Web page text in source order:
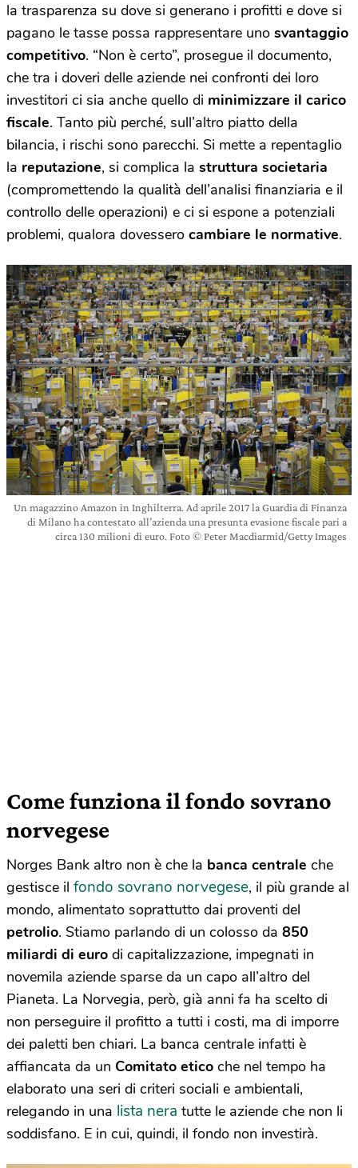
la trasparenza su dove si generano i profitti e dove si
pagano le tasse possa rappresentare uno svantaggio
competitivo. “Non è certo”, prosegue il documento,
che tra i doveri delle aziende nei confronti dei loro
investitori ci sia anche quello di minimizzare il carico
fiscale. Tanto più perché, sull’altro piatto della
bilancia, i rischi sono parecchi. Si mette a repentaglio
la reputazione, si complica la struttura societaria
(compromettendo la qualità dell’analisi finanziaria e il
controllo delle operazioni) e ci si espone a potenziali
problemi, qualora dovessero cambiare le normative.
Un magazzino Amazon in Inghilterra. Ad aprile 2017 la Guardia di Finanza
di Milano ha contestato all’azienda una presunta evasione fiscale pari a
circa 130 milioni di euro. Foto © Peter Macdiarmid/Getty Images
Come funziona il fondo sovrano
norvegese
Norges Bank altro non è che la banca centrale che
gestisce il fondo sovrano norvegese, il più grande al
mondo, alimentato soprattutto dai proventi del
petrolio. Stiamo parlando di un colosso da 850
miliardi di euro di capitalizzazione, impegnati in
novemila aziende sparse da un capo all’altro del
Pianeta. La Norvegia, però, già anni fa ha scelto di
non perseguire il profitto a tutti i costi, ma di imporre
dei paletti ben chiari. La banca centrale infatti è
affiancata da un Comitato etico che nel tempo ha
elaborato una seri di criteri sociali e ambientali,
relegando in una lista nera tutte le aziende che non li
soddisfano. E in cui, quindi, il fondo non investirà.